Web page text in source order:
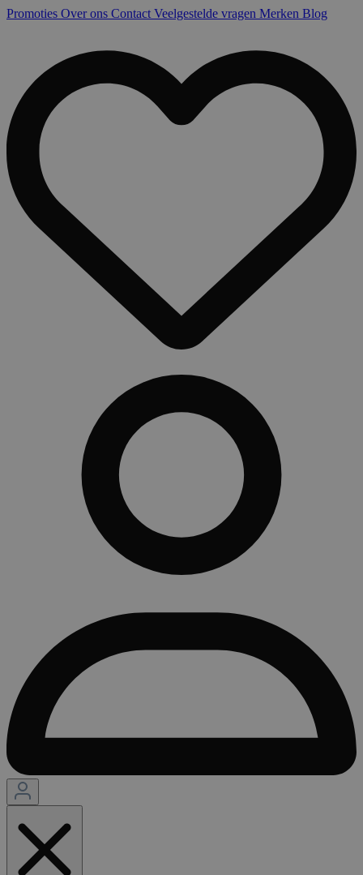
Promoties Over ons Contact Veelgestelde vragen Merken Blog